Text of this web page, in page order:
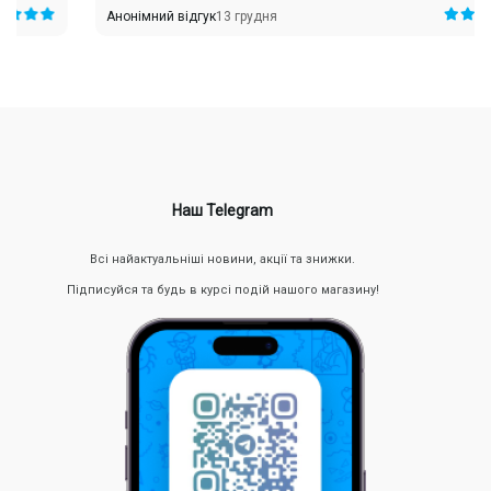
Під час вибору важливо враховувати співвідношення
параметра потужності до об’єму батареї — чим нижчий опір
Анонімний відгук13 грудня
Наш Telegram
Всі найактуальніші новини, акції та знижки.
Підписуйся та будь в курсі подій нашого магазину!